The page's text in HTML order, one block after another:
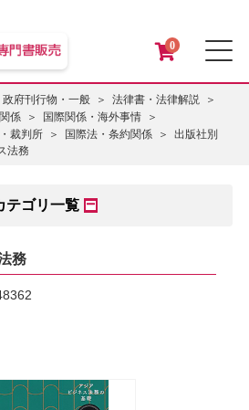
0
政府刊行物・一般
法律書・法律解説
係
国際関係・海外事情
裁判所
国際法・条約関係
出版社別
法務
テゴリ一覧
務